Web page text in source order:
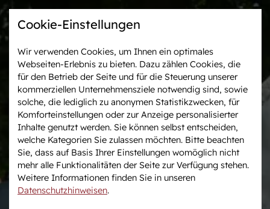
Cookie-Einstellungen
Wir verwenden Cookies, um Ihnen ein optimales
Webseiten-Erlebnis zu bieten. Dazu zählen Cookies, die
für den Betrieb der Seite und für die Steuerung unserer
kommerziellen Unternehmensziele notwendig sind, sowie
solche, die lediglich zu anonymen Statistikzwecken, für
Komforteinstellungen oder zur Anzeige personalisierter
Inhalte genutzt werden. Sie können selbst entscheiden,
welche Kategorien Sie zulassen möchten. Bitte beachten
Sie, dass auf Basis Ihrer Einstellungen womöglich nicht
mehr alle Funktionalitäten der Seite zur Verfügung stehen.
Weitere Informationen finden Sie in unseren
Datenschutzhinweisen.
Westfalen-News und
aktuelle Ergebnisse
Veranstaltungen &
Turniere
Wir in Westfalen
Über uns
Verband & Organisation
Team
Jungzüchter
Vermarktung
Auktionen
After Sales Service
Pferdemarkt